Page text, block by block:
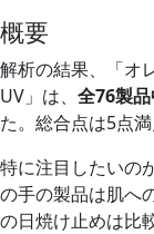
概要
解析の結果、「オ
UV」は、 全76製
た。総合点は5点
特に注目したいのが
の手の製品は肌へ
の日焼け止めは比